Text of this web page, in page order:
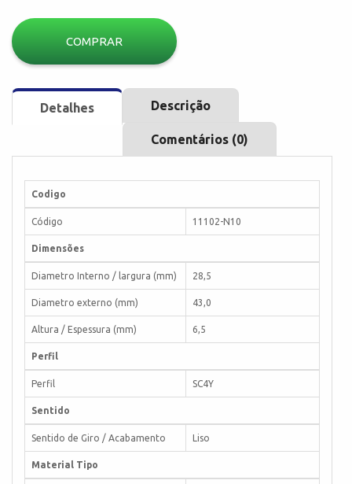
COMPRAR
Detalhes Descrição
Comentários (0)
Codigo
Código 11102-N10
Dimensões
Diametro Interno / largura (mm) 28,5
Diametro externo (mm) 43,0
Altura / Espessura (mm) 6,5
Perfil
Perfil SC4Y
Sentido
Sentido de Giro / Acabamento Liso
Material Tipo